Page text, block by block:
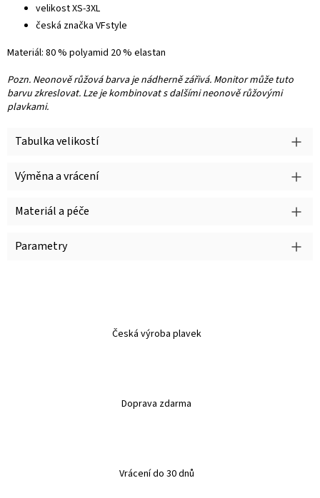
Tabulka velikostí
Výměna a vrácení
Materiál a péče
Parametry
Česká výroba plavek
Doprava zdarma
Vrácení do 30 dnů
velikost XS-3XL
česká značka VFstyle
Materiál: 80 % polyamid 20 % elastan
Pozn. Neonově růžová barva je nádherně zářivá. Monitor může tuto
barvu zkreslovat. Lze je kombinovat s dalšími neonově růžovými
plavkami.